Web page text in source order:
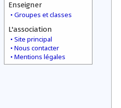
Enseigner
Groupes et classes
L'association
Site principal
Nous contacter
Mentions légales